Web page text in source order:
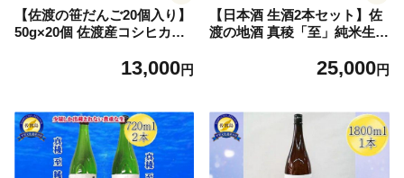
【佐渡の笹だんご20個入り】
50g×20個 佐渡産コシヒカリ
小豆あん 冷凍 嶋屋製菓所 |
笹団子 だんご 団子 よもぎ餅
和菓子 お菓子 菓子 おやつ 詰
め合わせ ギフト 贈答 にいが
た さど 新潟県 佐渡市
13,000円
【日本酒 生酒2本セット】佐
渡の地酒 真稜「至」純米生酒
冷蔵 逸見酒造 | 新潟の地酒
地酒 日本酒 お酒 酒 さけ 一
升瓶 飲みくらべ にいがた さ
ど 新潟県 佐渡市
25,000円